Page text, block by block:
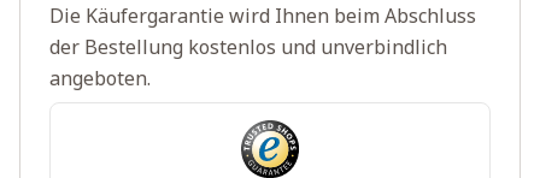
Die Käufergarantie wird Ihnen beim Abschluss
der Bestellung kostenlos und unverbindlich
angeboten.